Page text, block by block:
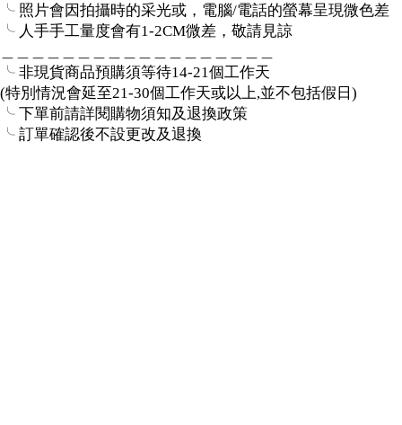
╰ 照片會因拍攝時的采光或，電腦/電話的螢幕呈現微色差
╰ 人手手工量度會有1-2CM微差，敬請見諒
╰ 非現貨商品預購須等待14-21個工作天
(特別情況會延至21-30個工作天或以上,並不包括假日)
╰ 下單前請詳閱購物須知及退換政策
╰ 訂單確認後不設更改及退換